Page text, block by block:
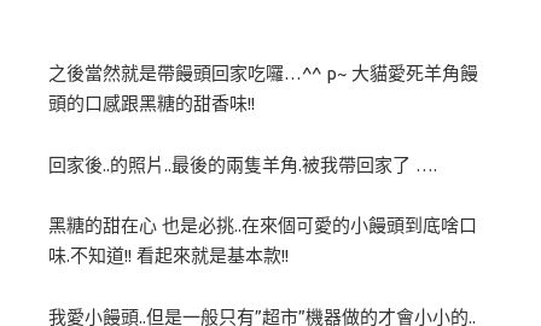
之後當然就是帶饅頭回家吃囉…^^ p~ 大貓愛死羊角饅
頭的口感跟黑糖的甜香味!!
回家後..的照片..最後的兩隻羊角.被我帶回家了 ….
黑糖的甜在心 也是必挑..在來個可愛的小饅頭到底啥口
味.不知道!! 看起來就是基本款!!
我愛小饅頭..但是一般只有”超市”機器做的才會小小的..